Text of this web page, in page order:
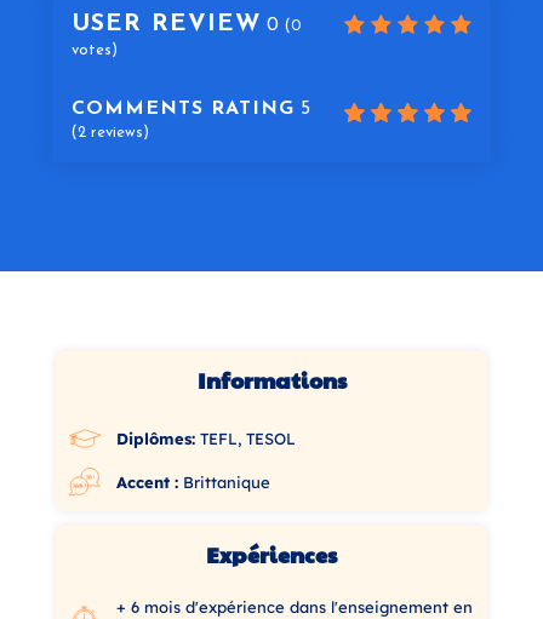
USER REVIEW 0 (0
votes)
COMMENTS RATING 5
(2reviews)
Informations
Diplômes: TEFL, TESOL
Accent : Brittanique
Expériences
+ 6 mois d'expérience dans l'enseignement en